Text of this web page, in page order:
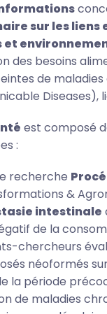
sur les liens
des besoins
de
Diseases),
est composé
:
recherche
&
intestinale
de la
chercheurs
néoformés
la période
de maladies